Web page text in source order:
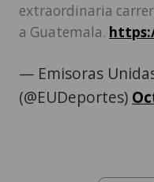
extraordinaria
a Guatemala.
— Emisoras
(@EUDeportes)